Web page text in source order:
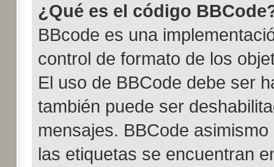
¿Qué es el código
BBcode es una
control de formato de los
El uso de BBCode debe ser
también puede ser
mensajes. BBCode
las etiquetas se encuentran